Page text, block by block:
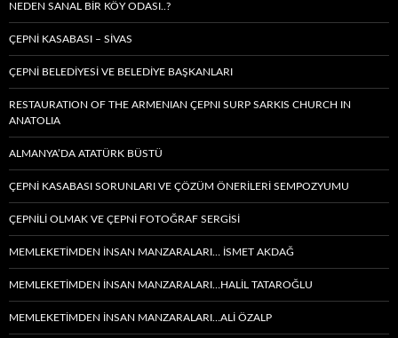
NEDEN SANAL BIR KÖY ODASI..?
ÇEPNİ KASABASI – SIVAS
ÇEPNİ BELEDİYESİ VE BELEDİYE BAŞKANLARI
RESTAURATION OF THE ARMENIAN ÇEPNI SURP SARKIS CHURCH IN
ANATOLIA
ALMANYA’DA ATATÜRK BÜSTÜ
ÇEPNİ KASABASI SORUNLARI VE ÇÖZÜM ÖNERİLERİ SEMPOZYUMU
ÇEPNİLİ OLMAK VE ÇEPNİ FOTOĞRAF SERGİSİ
MEMLEKETIMDEN INSAN MANZARALARI… İSMET AKDAĞ
MEMLEKETIMDEN INSAN MANZARALARI…HALİL TATAROĞLU
MEMLEKETIMDEN INSAN MANZARALARI…ALİ ÖZALP